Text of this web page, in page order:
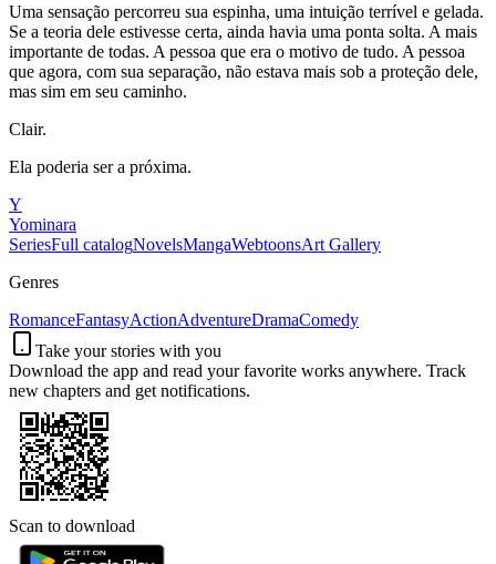
Uma sensação percorreu sua espinha, uma intuição terrível e gelada.
Se a teoria dele estivesse certa, ainda havia uma ponta solta. A mais
importante de todas. A pessoa que era o motivo de tudo. A pessoa
que agora, com sua separação, não estava mais sob a proteção dele,
mas sim em seu caminho.
Clair.
Ela poderia ser a próxima.
Y
Yominara
SeriesFull catalogNovelsMangaWebtoonsArt Gallery
Genres
RomanceFantasyActionAdventureDramaComedy
Take your stories with you
Download the app and read your favorite works anywhere. Track
new chapters and get notifications.
Scan to download